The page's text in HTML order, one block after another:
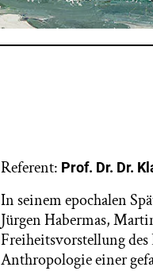
Referent: Prof. Dr. Dr.
In seinem epochalen
Jürgen Habermas,
Freiheitsvorstellung des
Anthropologie einer